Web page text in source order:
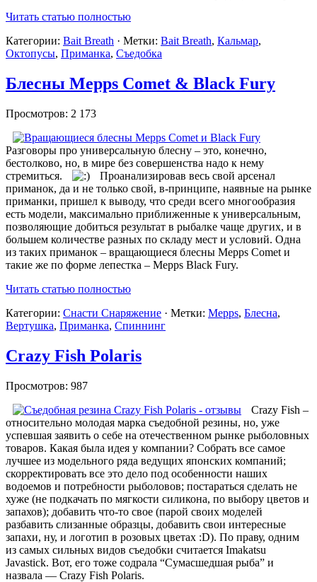
Читать статью полностью
Категории: Bait Breath · Метки: Bait Breath, Кальмар,
Октопусы, Приманка, Съедобка
Блесны Mepps Comet & Black Fury
Просмотров: 2 173
Разговоры про универсальную блесну – это, конечно,
бестолково, но, в мире без совершенства надо к нему
стремиться.
Проанализировав весь свой арсенал
приманок, да и не только свой, в-принципе, наявные на рынке
приманки, пришел к выводу, что среди всего многообразия
есть модели, максимально приближенные к универсальным,
позволяющие добиться результат в рыбалке чаще других, и в
большем количестве разных по складу мест и условий. Одна
из таких приманок – вращающиеся блесны Mepps Comet и
такие же по форме лепестка – Mepps Black Fury.
Читать статью полностью
Категории: Снасти Снаряжение · Метки: Mepps, Блесна,
Вертушка, Приманка, Спиннинг
Crazy Fish Polaris
Просмотров: 987
Crazy Fish –
относительно молодая марка съедобной резины, но, уже
успевшая заявить о себе на отечественном рынке рыболовных
товаров. Какая была идея у компании? Собрать все самое
лучшее из модельного ряда ведущих японских компаний;
скорректировать все это дело под особенности наших
водоемов и потребности рыболовов; постараться сделать не
хуже (не подкачать по мягкости силикона, по выбору цветов и
запахов); добавить что-то свое (парой своих моделей
разбавить слизанные образцы, добавить свои интересные
запахи, ну, и логотип в розовых цветах :D). По праву, одним
из самых сильных видов съедобки считается Imakatsu
Javastick. Вот, его тоже содрала “Сумасшедшая рыба” и
назвала — Crazy Fish Polaris.